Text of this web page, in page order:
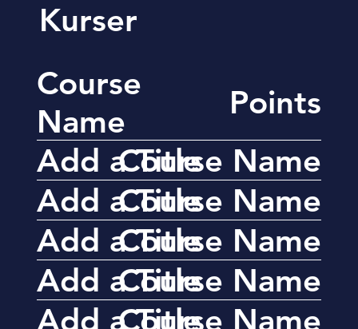
Kurser
Course
Name
Points
Add a TitleCourse Name
Add a TitleCourse Name
Add a TitleCourse Name
Add a TitleCourse Name
Add a TitleCourse Name